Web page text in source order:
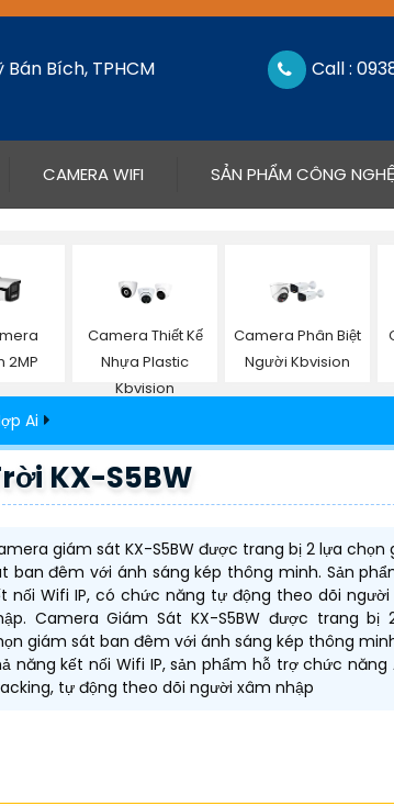
Bán Bích, TPHCM Call :
CAMERA WIFI SẢN PHẨM CÔNG
2MP
Camera Thiết Kế
Nhựa Plastic
Kbvision
Camera Phân Biệt
Người Kbvision
Ai
KX-S5BW
giám sát KX-S5BW được trang bị 2 lựa chọn
ban đêm với ánh sáng kép thông minh. Sản
nối Wifi IP, có chức năng tự động theo dõi người
Camera Giám Sát KX-S5BW được trang bị
giám sát ban đêm với ánh sáng kép thông
năng kết nối Wifi IP, sản phẩm hỗ trợ chức năng
tự động theo dõi người xâm nhập